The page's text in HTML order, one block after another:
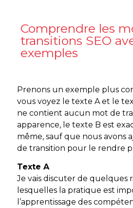
Comprendre les
transitions SEO
exemples
Prenons un exemple plus
vous voyez le texte A et le
ne contient aucun mot de
apparence, le texte B est
même, sauf que nous avons
de transition pour le rendre
Texte A
Je vais discuter de quelques
lesquelles la pratique est
l’apprentissage des